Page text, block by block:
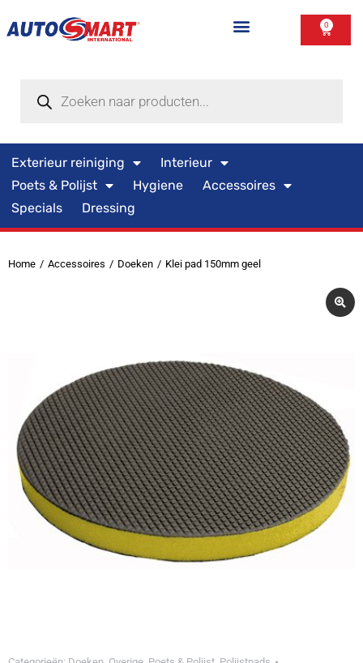
0
Exterieur reiniging
Interieur
Poets & Polijst
Hygiene
Accessoires
Specials
Dressing
Je bent hier:
Home Accessoires Doeken Klei pad 150mm geel